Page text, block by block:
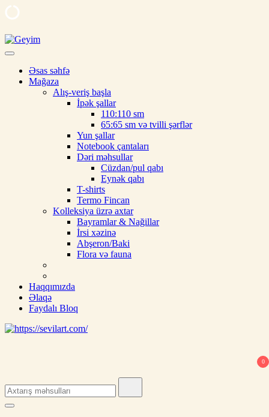
Skip
to
üçün şalƏsas səhfə
Mağaza
Alış-veriş başla
İpək şallar
110:110 sm
65:65 sm və tvilli şərflər
Yun şallar
Notebook çantaları
Dəri məhsullar
Cüzdan/pul qabı
Eynək qabı
T-shirts
Termo Fincan
Kolleksiya üzrə axtar
Bayramlar & Nağillar
İrsi xəzinə
Abşeron/Baki
Flora və fauna
Haqqımızda
Əlaqə
Faydalı Bloq
0
for: